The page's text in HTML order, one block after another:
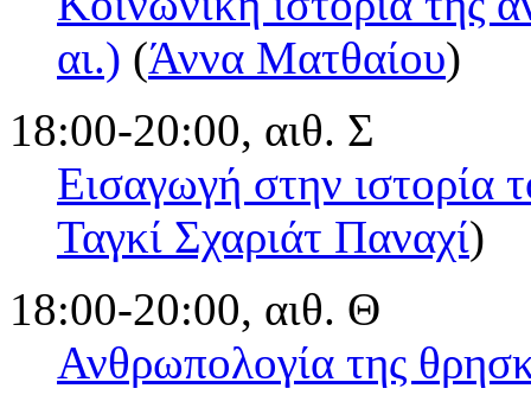
αι.) (Άννα Ματθαίου)
18:00-20:00, αιθ. Σ
Εισαγωγή στην ιστορία
Ταγκί Σχαριάτ Παναχί)
18:00-20:00, αιθ. Θ
Ανθρωπολογία της